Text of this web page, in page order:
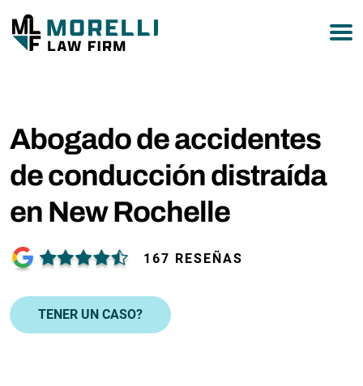
Abogado de accidentes
de conducción distraída
en New Rochelle
167 RESEÑAS
TENER UN CASO?